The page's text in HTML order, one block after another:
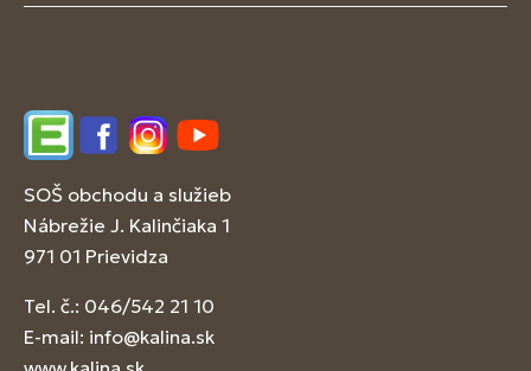
EdupageFacebookInstagram
YouTube
SOŠ obchodu a služieb
Nábrežie J. Kalinčiaka 1
971 01 Prievidza
Tel. č.: 046/542 21 10
E-mail: info@kalina.sk